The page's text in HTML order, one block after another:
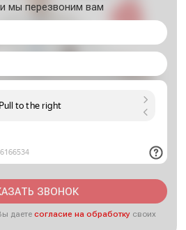
мы перезвоним вам
ЗВОНОК
даетесогласие на обработку своих